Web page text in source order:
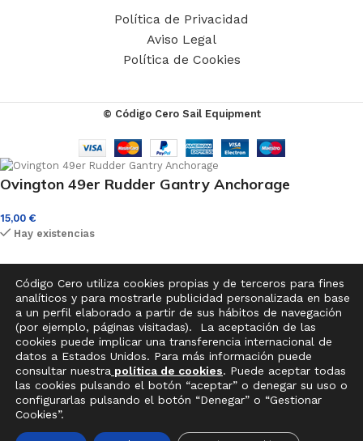
Política de Privacidad
Aviso Legal
Política de Cookies
© Código Cero Sail Equipment
Ovington 49er Rudder Gantry Anchorage
15,00 €
Hay existencias
+
AÑADIR AL CARRITO
Código Cero utiliza cookies propias y de terceros para fines
analíticos y para mostrarle publicidad personalizada en base
a un perfil elaborado a partir de sus hábitos de navegación
(por ejemplo, páginas visitadas). La aceptación de las
cookies puede implicar una transferencia internacional de
datos a Estados Unidos. Para más información puede
consultar nuestra política de cookies. Puede aceptar todas
las cookies pulsando el botón “aceptar” o denegar su uso o
configurarlas pulsando el botón “Denegar” o “Gestionar
Cookies”.